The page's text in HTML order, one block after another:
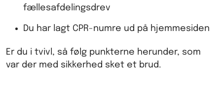
fællesafdelingsdrev
Du har lagt CPR-numre ud på hjemmesiden
Er du i tvivl, så følg punkterne herunder, som
var der med sikkerhed sket et brud.